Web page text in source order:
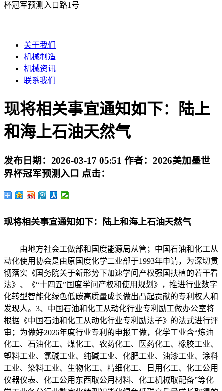
杯冠军预测入口路1号
关于我们
机械制造
机械资讯
联系我们
现将相关事宜通知如下：陆上
和海上石油天然气
发布日期： 2026-03-17 05:51 作者： 2026美加墨世
界杯冠军预测入口 点击：
现将相关事宜通知如下：陆上和海上石油天然气
由地方社会工做部和国度能源局从管；中国石油和化工从
动化使用协会是由原国度化学工业部于1993年申请，为深切贯
彻落实《国务院关于新形势下加速学问产权强国扶植的若干看
法》、《“十四五”国度学问产权和使用规划》，推进行业数字
化转型智能化绿色低碳高质量成长做出凸起贡献的专利权人和
发现人。3、中国石油和化工从动化行业专利励工做办公室将
根据《中国石油和化工从动化行业专利励法子》的法式进行评
审；为做好2026年度行业专利的申报工做，化学工业含“炼油
化工、石油化工、煤化工、农药化工、医药化工、橡胶工业、
塑料工业、氯碱工业、纯碱工业、化肥工业、油漆工业、涂料
工业、染料工业、生物化工、精细化工、日用化工、化工公用
仪器仪表、化工公用东西取公用材料、化工机械取配备”等化